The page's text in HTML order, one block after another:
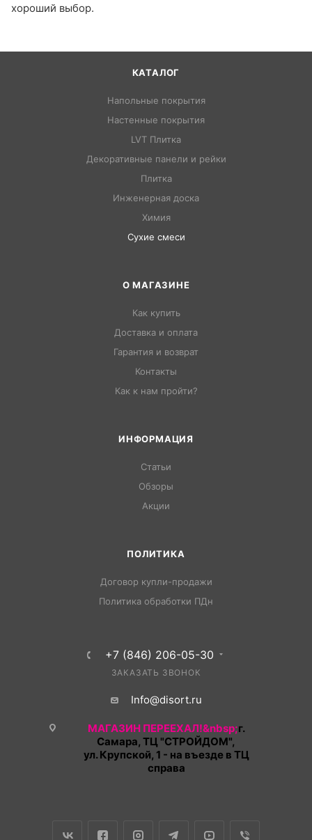
хороший выбор.
КАТАЛОГ
Напольные покрытия
Настенные покрытия
LVT Плитка
Декоративные панели и рейки
Плитка
Инженерная доска
Химия
Сухие смеси
О МАГАЗИНЕ
Как купить
Доставка и оплата
Гарантия и возврат
Контакты
Как к нам пройти?
ИНФОРМАЦИЯ
Статьи
Обзоры
Акции
ПОЛИТИКА
Договор купли-продажи
Политика обработки ПДн
+7 (846) 206-05-30
ЗАКАЗАТЬ ЗВОНОК
Info@disort.ru
МАГАЗИН ПЕРЕЕХАЛ!&nbsp;г.
Самара, ТЦ "СТРОЙДОМ",
ул. Крупской, 1 - на въезде в ТЦ
справа